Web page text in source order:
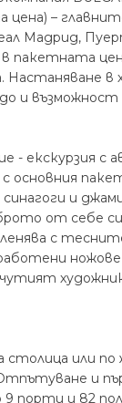
цена) –
Мадрид,
в пакетната
в
и
- екскурзия с
основния
синагоги и
от себе
с
или
и
порти и 82